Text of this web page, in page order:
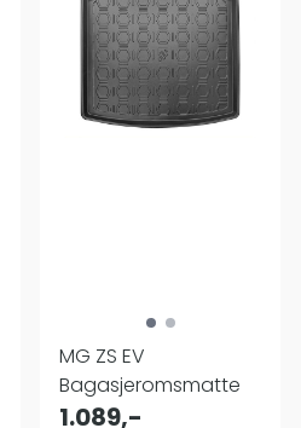
MG ZS EV
Bagasjeromsmatte
1.089,-